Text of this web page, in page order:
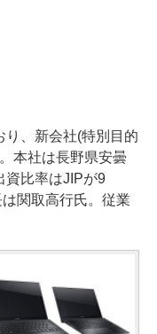
、新会社(特別目的
本社は長野県安曇
資比率はJIPが9
関取高行氏。従業